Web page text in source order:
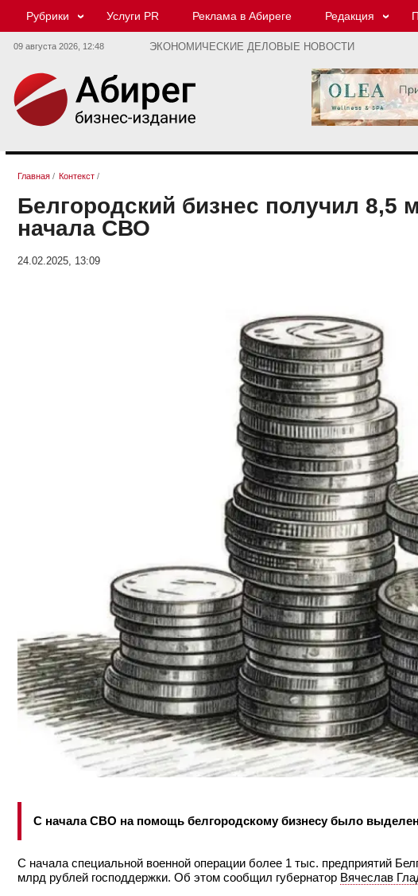
Рубрики Услуги PR Реклама в Абиреге Редакция
09 августа 2026, 12:48 ЭКОНОМИЧЕСКИЕ ДЕЛОВЫЕ НОВОСТИ
Главная / Контекст /
Белгородский бизнес получил 8,5
начала СВО
24.02.2025, 13:09
С начала СВО на помощь белгородскому бизнесу было
С начала специальной военной операции более 1 тыс. предприятий
млрд рублей господдержки. Об этом сообщил губернатор Вячеслав